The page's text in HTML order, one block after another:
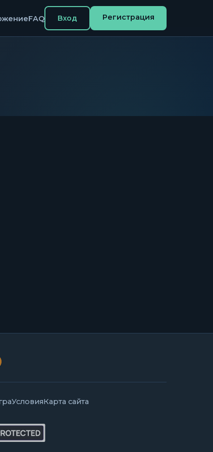
FAQ Вход Регистрация
УсловияКарта сайта